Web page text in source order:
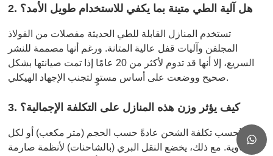
2. هل آلية الطي متينة بما يكفي للاستخدام طويل الأمد؟
تستخدم المنازل القابلة للطي الحديثة مفصلات من الفولاذ
المجلفن وآليات قفل عالية المتانة. ورغم أنها مصممة للنشر
السريع، إلا أنها قد تدوم لأكثر من 20 عامًا إذا تمت صيانتها بشكل
صحيح ووضعت على أساس مستوٍ لتجنب الإجهاد الهيكلي.
3. كيف يؤثر وزن هذه المنازل على التكلفة الإجمالية؟
تُحسب تكلفة الشحن عادةً حسب الحجم (متر مكعب) أو لكل
حاوية. مع ذلك، يخضع النقل البري (بالشاحنات) لأنظمة صارمة